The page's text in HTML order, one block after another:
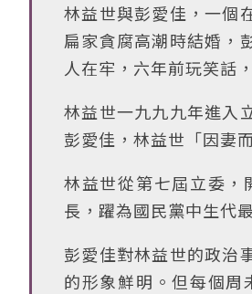
林益世與彭愛佳，一個
扁家貪腐高潮時結婚，
人在牢，六年前玩笑話
林益世一九九九年進入
彭愛佳，林益世「因妻
林益世從第七屆立委，
長，躍為國民黨中生代
彭愛佳對林益世的政治
的形象鮮明。但每個